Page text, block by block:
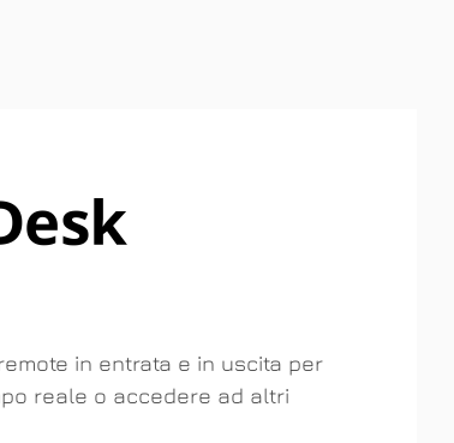
in entrata e in uscita per
reale o accedere ad altri